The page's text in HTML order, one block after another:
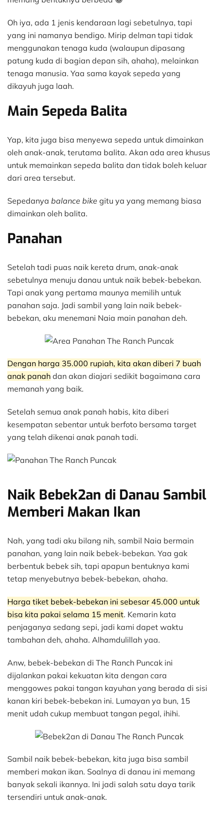
Oh iya, ada 1 jenis kendaraan lagi sebetulnya, tapi
yang ini namanya bendigo. Mirip delman tapi tidak
menggunakan tenaga kuda (walaupun dipasang
patung kuda di bagian depan sih, ahaha), melainkan
tenaga manusia. Yaa sama kayak sepeda yang
dikayuh juga laah.
Main Sepeda Balita
Yap, kita juga bisa menyewa sepeda untuk dimainkan
oleh anak-anak, terutama balita. Akan ada area khusus
untuk memainkan sepeda balita dan tidak boleh keluar
dari area tersebut.
Sepedanya balance bike gitu ya yang memang biasa
dimainkan oleh balita.
Panahan
Setelah tadi puas naik kereta drum, anak-anak
sebetulnya menuju danau untuk naik bebek-bebekan.
Tapi anak yang pertama maunya memilih untuk
panahan saja. Jadi sambil yang lain naik bebek-
bebekan, aku menemani Naia main panahan deh.
Dengan harga 35.000 rupiah, kita akan diberi 7 buah
anak panah dan akan diajari sedikit bagaimana cara
memanah yang baik.
Setelah semua anak panah habis, kita diberi
kesempatan sebentar untuk berfoto bersama target
yang telah dikenai anak panah tadi.
Naik Bebek2an di Danau Sambil
Memberi Makan Ikan
Nah, yang tadi aku bilang nih, sambil Naia bermain
panahan, yang lain naik bebek-bebekan. Yaa gak
berbentuk bebek sih, tapi apapun bentuknya kami
tetap menyebutnya bebek-bebekan, ahaha.
Harga tiket bebek-bebekan ini sebesar 45.000 untuk
bisa kita pakai selama 15 menit. Kemarin kata
penjaganya sedang sepi, jadi kami dapet waktu
tambahan deh, ahaha. Alhamdulillah yaa.
Anw, bebek-bebekan di The Ranch Puncak ini
dijalankan pakai kekuatan kita dengan cara
menggowes pakai tangan kayuhan yang berada di sisi
kanan kiri bebek-bebekan ini. Lumayan ya bun, 15
menit udah cukup membuat tangan pegal, ihihi.
Sambil naik bebek-bebekan, kita juga bisa sambil
memberi makan ikan. Soalnya di danau ini memang
banyak sekali ikannya. Ini jadi salah satu daya tarik
tersendiri untuk anak-anak.